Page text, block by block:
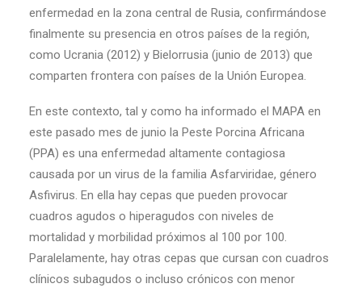
enfermedad en la zona central de Rusia, confirmándose
finalmente su presencia en otros países de la región,
como Ucrania (2012) y Bielorrusia (junio de 2013) que
comparten frontera con países de la Unión Europea.
En este contexto, tal y como ha informado el MAPA en
este pasado mes de junio la Peste Porcina Africana
(PPA) es una enfermedad altamente contagiosa
causada por un virus de la familia Asfarviridae, género
Asfivirus. En ella hay cepas que pueden provocar
cuadros agudos o hiperagudos con niveles de
mortalidad y morbilidad próximos al 100 por 100.
Paralelamente, hay otras cepas que cursan con cuadros
clínicos subagudos o incluso crónicos con menor